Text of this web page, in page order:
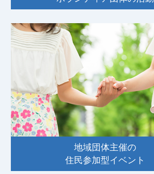
地域団体主催の
住民参加型イベント